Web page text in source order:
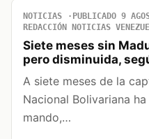
NOTICIAS PUBLICADO 9
REDACCIÓN NOTICIAS
Siete meses sin
pero disminuida,
A siete meses de la
Nacional Bolivariana
mando,…